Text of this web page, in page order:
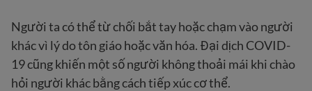
Người ta có thể từ chối bắt tay hoặc chạm vào người
khác vì lý do tôn giáo hoặc văn hóa. Đại dịch COVID-
19 cũng khiến một số người không thoải mái khi chào
hỏi người khác bằng cách tiếp xúc cơ thể.